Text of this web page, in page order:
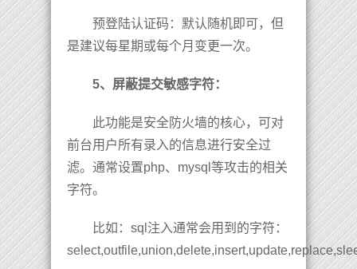
预登陆认证码：默认随机即可，但
是建议每星期或每个月变更一次。
5、屏蔽提交敏感字符：
此功能是安全防火墙的核心，可对
前台用户所有录入的信息进行安全过
滤。通常设置php、mysql等攻击的相关
字符。
比如：sql注入通常会用到的字符：